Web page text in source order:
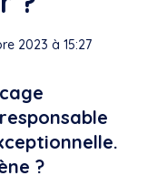
2023 à 15:27
?